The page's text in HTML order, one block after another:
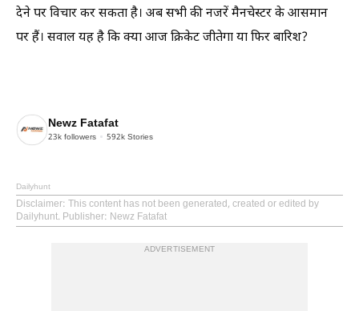
देने पर विचार कर सकता है। अब सभी की नजरें मैनचेस्टर के आसमान
पर हैं। सवाल यह है कि क्या आज क्रिकेट जीतेगा या फिर बारिश?
Newz Fatafat
23k followers 592k Stories
Dailyhunt
Disclaimer: This content has not been generated, created or edited by
Dailyhunt. Publisher: Newz Fatafat
ADVERTISEMENT